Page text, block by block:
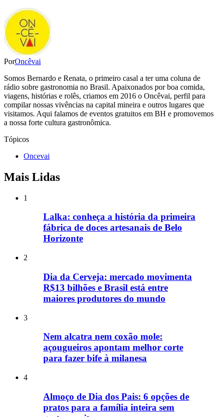
PorOncêvai
Somos Bernardo e Renata, o primeiro casal a ter uma coluna de
rádio sobre gastronomia no Brasil. Apaixonados por boa comida,
viagens, histórias e rolês, criamos em 2016 o Oncêvai, perfil para
compilar nossas vivências na capital mineira e outros lugares que
visitamos. Aqui falamos de eventos gratuitos em BH e promovemos
a nossa forte cultura gastronômica.
Tópicos
Oncevai
Mais Lidas
1
Lalka: conheça a história da primeira
fábrica de doces artesanais de Belo
Horizonte
2
Dia da Cerveja: mercado movimenta
R$13 bilhões e Brasil está entre
maiores produtores do mundo
3
Nem alcatra nem coxão mole:
açougueiros apontam melhor corte
para fazer bife à milanesa
4
Almoço de Dia dos Pais: 6 opções de
pratos para a família inteira sem